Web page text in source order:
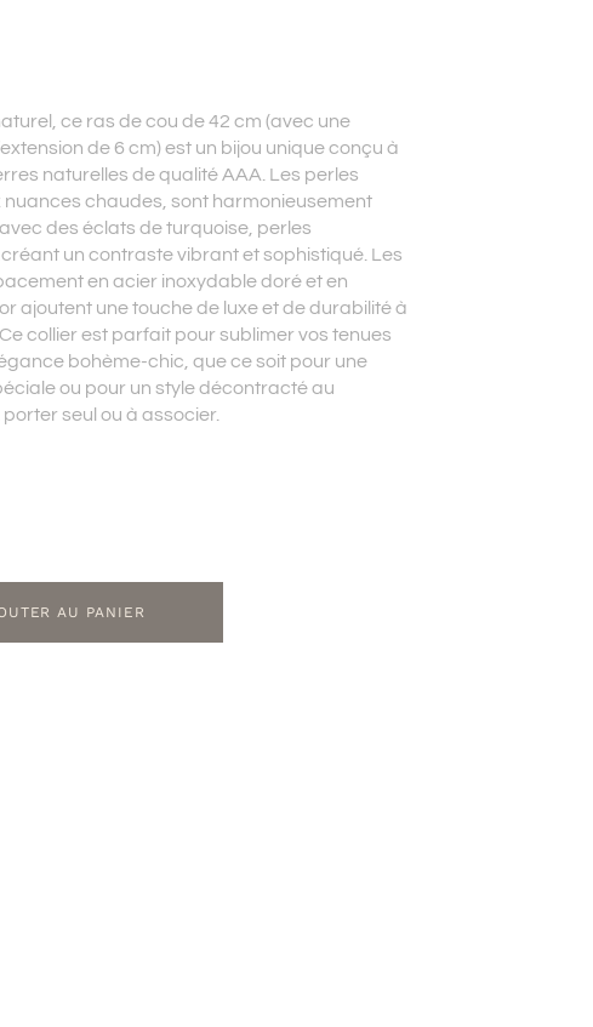
ce ras de cou de 42 cm (avec une
de 6 cm) est un bijou unique conçu à
naturelles de qualité AAA. Les perles
nuances chaudes, sont harmonieusement
des éclats de turquoise, perles
un contraste vibrant et sophistiqué. Les
en acier inoxydable doré et en
ajoutent une touche de luxe et de durabilité à
Ce collier est parfait pour sublimer vos tenues
bohème-chic, que ce soit pour une
ou pour un style décontracté au
seul ou à associer.
AU PANIER